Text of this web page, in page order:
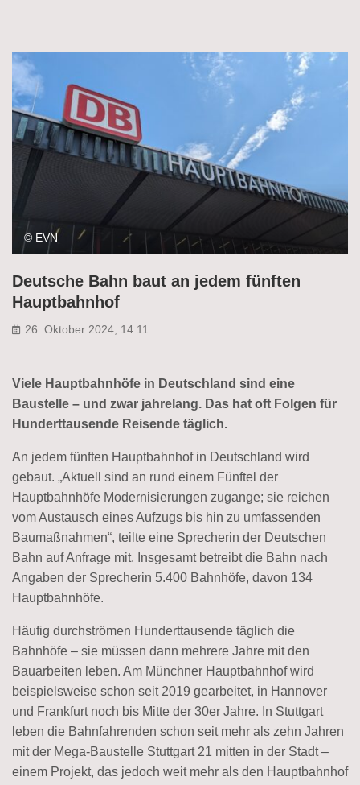
© EVN
Deutsche Bahn baut an jedem fünften
Hauptbahnhof
26. Oktober 2024, 14:11
Viele Hauptbahnhöfe in Deutschland sind eine
Baustelle – und zwar jahrelang. Das hat oft Folgen für
Hunderttausende Reisende täglich.
An jedem fünften Hauptbahnhof in Deutschland wird
gebaut. „Aktuell sind an rund einem Fünftel der
Hauptbahnhöfe Modernisierungen zugange; sie reichen
vom Austausch eines Aufzugs bis hin zu umfassenden
Baumaßnahmen“, teilte eine Sprecherin der Deutschen
Bahn auf Anfrage mit. Insgesamt betreibt die Bahn nach
Angaben der Sprecherin 5.400 Bahnhöfe, davon 134
Hauptbahnhöfe.
Häufig durchströmen Hunderttausende täglich die
Bahnhöfe – sie müssen dann mehrere Jahre mit den
Bauarbeiten leben. Am Münchner Hauptbahnhof wird
beispielsweise schon seit 2019 gearbeitet, in Hannover
und Frankfurt noch bis Mitte der 30er Jahre. In Stuttgart
leben die Bahnfahrenden schon seit mehr als zehn Jahren
mit der Mega-Baustelle Stuttgart 21 mitten in der Stadt –
einem Projekt, das jedoch weit mehr als den Hauptbahnhof